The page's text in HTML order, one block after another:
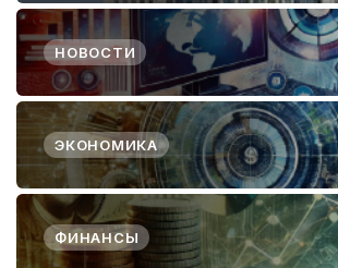
НОВОСТИ
ЭКОНОМИКА
ФИНАНСЫ